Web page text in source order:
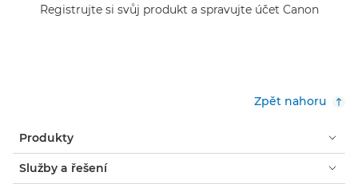
Registrujte si svůj produkt a spravujte účet Canon
Zpět nahoru
Produkty
Služby a řešení